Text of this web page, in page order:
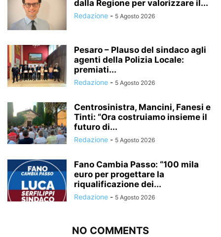
dalla Regione per valorizzare il...
Redazione - 5 Agosto 2026
Pesaro – Plauso del sindaco agli
agenti della Polizia Locale:
premiati...
Redazione - 5 Agosto 2026
Centrosinistra, Mancini, Fanesi e
Tinti: “Ora costruiamo insieme il
futuro di...
Redazione - 5 Agosto 2026
Fano Cambia Passo: “100 mila
euro per progettare la
riqualificazione dei...
Redazione - 5 Agosto 2026
NO COMMENTS